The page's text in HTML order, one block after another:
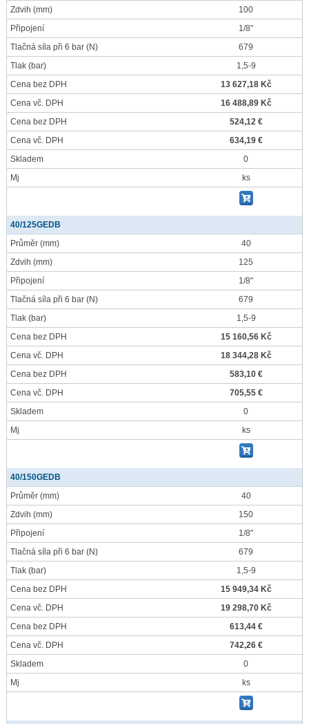
Zdvih (mm)
100
Připojení
1/8"
Tlačná síla při 6 bar (N)
679
Tlak (bar)
1,5-9
Cena bez DPH
13 627,18 Kč
Cena vč. DPH
16 488,89 Kč
Cena bez DPH
524,12 €
Cena vč. DPH
634,19 €
Skladem
0
Mj
ks
40/125GEDB
Průměr (mm)
40
Zdvih (mm)
125
Připojení
1/8"
Tlačná síla při 6 bar (N)
679
Tlak (bar)
1,5-9
Cena bez DPH
15 160,56 Kč
Cena vč. DPH
18 344,28 Kč
Cena bez DPH
583,10 €
Cena vč. DPH
705,55 €
Skladem
0
Mj
ks
40/150GEDB
Průměr (mm)
40
Zdvih (mm)
150
Připojení
1/8"
Tlačná síla při 6 bar (N)
679
Tlak (bar)
1,5-9
Cena bez DPH
15 949,34 Kč
Cena vč. DPH
19 298,70 Kč
Cena bez DPH
613,44 €
Cena vč. DPH
742,26 €
Skladem
0
Mj
ks